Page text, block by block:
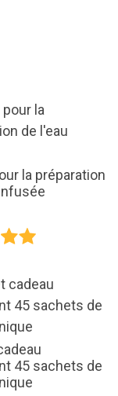
la préparation
45 sachets de